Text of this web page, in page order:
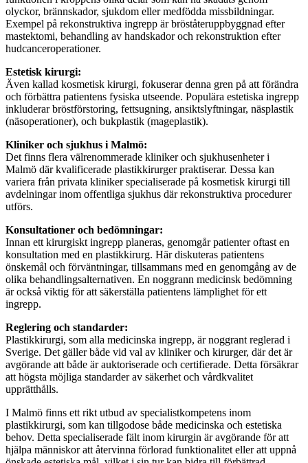
olyckor, brännskador, sjukdom eller medfödda missbildningar.
Exempel på rekonstruktiva ingrepp är bröståteruppbyggnad efter
mastektomi, behandling av handskador och rekonstruktion efter
hudcanceroperationer.
Estetisk kirurgi:
Även kallad kosmetisk kirurgi, fokuserar denna gren på att förändra
och förbättra patientens fysiska utseende. Populära estetiska ingrepp
inkluderar bröstförstoring, fettsugning, ansiktslyftningar, näsplastik
(näsoperationer), och bukplastik (mageplastik).
Kliniker och sjukhus i Malmö:
Det finns flera välrenommerade kliniker och sjukhusenheter i
Malmö där kvalificerade plastikkirurger praktiserar. Dessa kan
variera från privata kliniker specialiserade på kosmetisk kirurgi till
avdelningar inom offentliga sjukhus där rekonstruktiva procedurer
utförs.
Konsultationer och bedömningar:
Innan ett kirurgiskt ingrepp planeras, genomgår patienter oftast en
konsultation med en plastikkirurg. Här diskuteras patientens
önskemål och förväntningar, tillsammans med en genomgång av de
olika behandlingsalternativen. En noggrann medicinsk bedömning
är också viktig för att säkerställa patientens lämplighet för ett
ingrepp.
Reglering och standarder:
Plastikkirurgi, som alla medicinska ingrepp, är noggrant reglerad i
Sverige. Det gäller både vid val av kliniker och kirurger, där det är
avgörande att både är auktoriserade och certifierade. Detta försäkrar
att högsta möjliga standarder av säkerhet och vårdkvalitet
upprätthålls.
I Malmö finns ett rikt utbud av specialistkompetens inom
plastikkirurgi, som kan tillgodose både medicinska och estetiska
behov. Detta specialiserade fält inom kirurgin är avgörande för att
hjälpa människor att återvinna förlorad funktionalitet eller att uppnå